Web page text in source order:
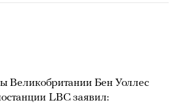
Великобритании Бен Уоллес
LBC заявил: